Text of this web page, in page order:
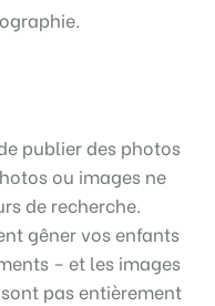
publier des photos
ou images ne
de recherche.
gêner vos enfants
– et les images
pas entièrement